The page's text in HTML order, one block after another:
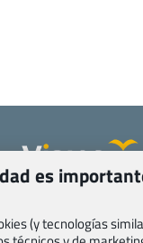
Salud y otras
es
(y tecnologías